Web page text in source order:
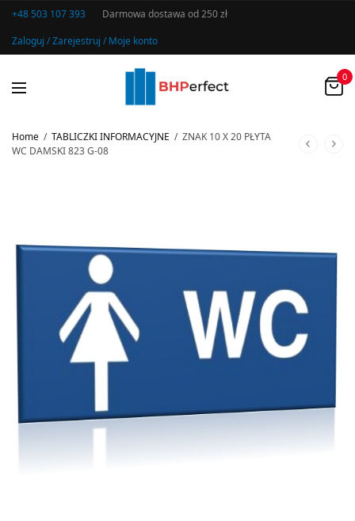
+48 503 107 393 Darmowa dostawa od 250 zł
Zaloguj / Zarejestruj / Moje konto
0
Home / TABLICZKI INFORMACYJNE / ZNAK 10 X 20 PŁYTA
WC DAMSKI 823 G-08